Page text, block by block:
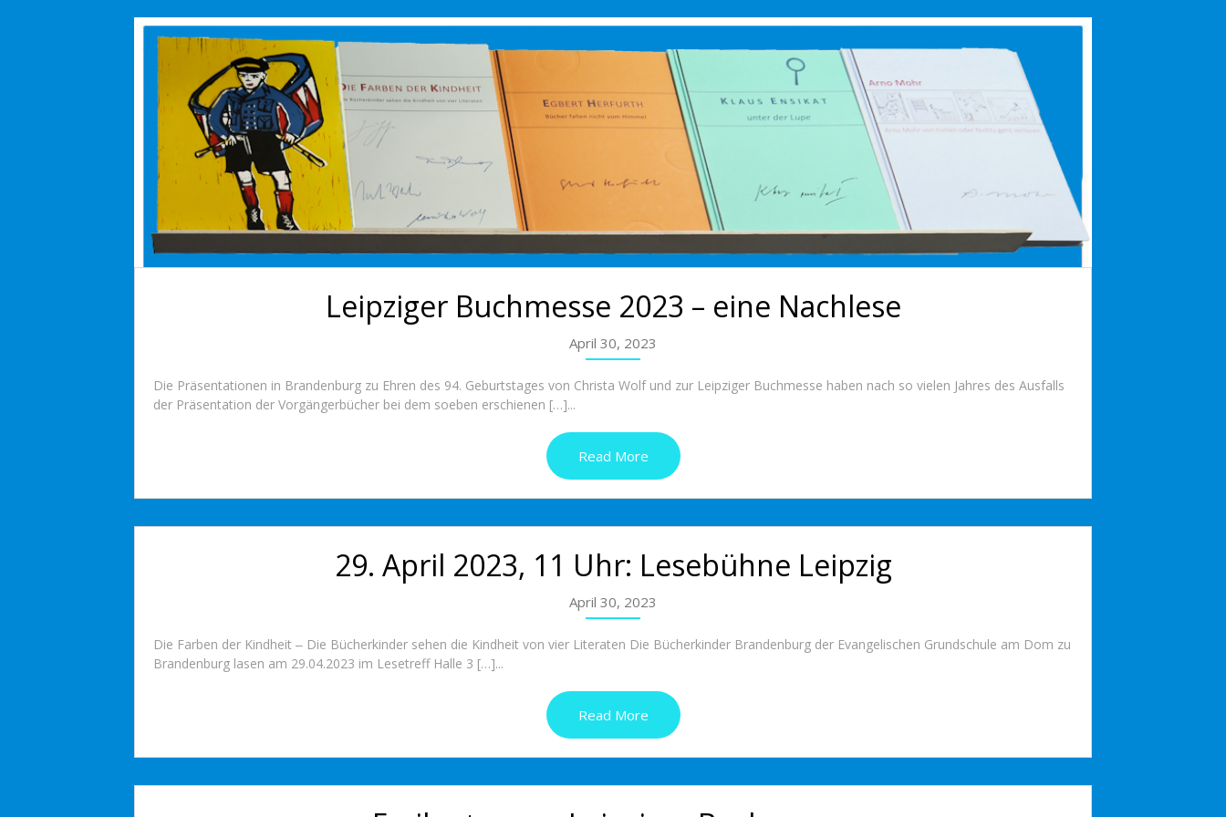
Leipziger Buchmesse 2023 – eine Nachlese
April 30, 2023
Die Präsentationen in Brandenburg zu Ehren des 94. Geburtstages von Christa Wolf und zur Leipziger Buchmesse haben nach so vielen Jahres des Ausfalls
der Präsentation der Vorgängerbücher bei dem soeben erschienen […]...
Read More
29. April 2023, 11 Uhr: Lesebühne Leipzig
April 30, 2023
Die Farben der Kindheit ‒ Die Bücherkinder sehen die Kindheit von vier Literaten Die Bücherkinder Brandenburg der Evangelischen Grundschule am Dom zu
Brandenburg lasen am 29.04.2023 im Lesetreff Halle 3 […]...
Read More